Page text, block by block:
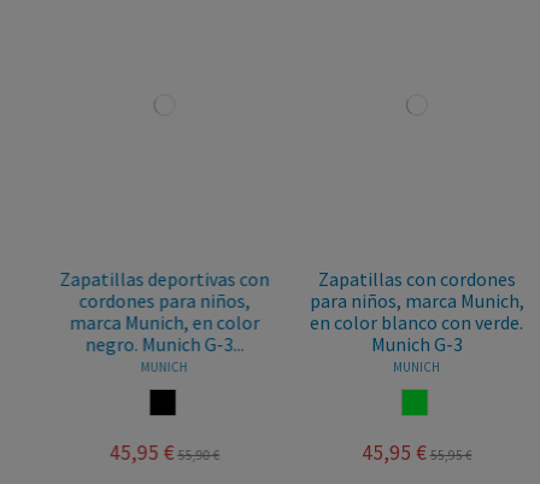
Zapatillas deportivas con
cordones para niños,
marca Munich, en color
negro. Munich G-3...
MUNICH
45,95 € 55,90 €
Zapatillas con cordones
para niños, marca Munich,
en color blanco con verde.
Munich G-3
MUNICH
45,95 € 55,95 €